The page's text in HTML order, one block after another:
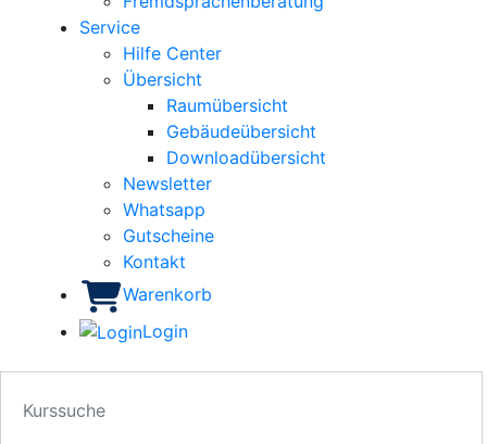
Service
Hilfe Center
Übersicht
Raumübersicht
Gebäudeübersicht
Downloadübersicht
Newsletter
Whatsapp
Gutscheine
Kontakt
Warenkorb
Login